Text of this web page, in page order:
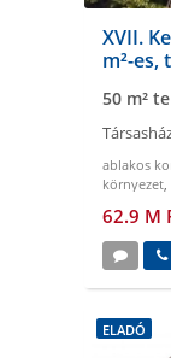
XVII.
m²-es,
50 m²
ablakos
környezet,
62.9 M
ELADÓ